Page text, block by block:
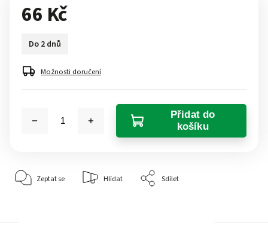
66 Kč
Do 2 dnů
Možnosti doručení
Přidat do
košíku
Zeptat se Hlídat Sdílet